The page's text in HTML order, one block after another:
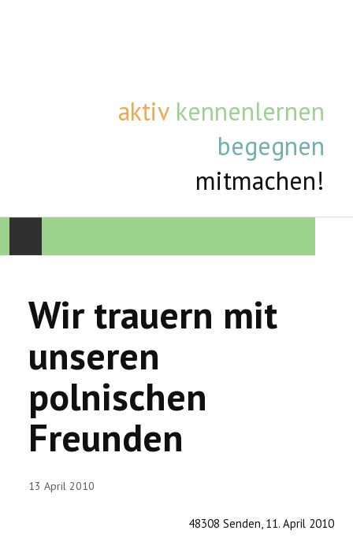
aktiv kennenlernen
begegnen
mitmachen!
AKTUELLE TERMINE
VERÖFFENTLICHUNGEN
CHRONOLOGIE
KORONOWO
Wir trauern mit
unseren
polnischen
Freunden
13 April 2010
48308 Senden, 11. April 2010